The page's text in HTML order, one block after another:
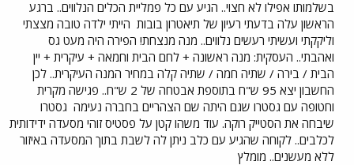
בשלמותו אפילו לא חצוי.. הגיע עם כל פמליית הכלים הנלווים.. ברגע
הראשון עלה בדעתי רעיון של תיאטרון בובות הייתי ילדה טובה מצצתי
וליקקתי ועשיתי רעשים נלווים.. מנה מנצחת! הפירה היה מעט גס
ואהבתי.. העסקית: מנה ראשונה + לחם הבית וחמאה + עיקרית + יין
הבית / בירה / שתיה חמה / שתיה קלה במחיר המנה העיקרית.. לכן
החשבון יצא 95 ש"ח בתוספת אבטחה של 2 ש"ח.. פגישה מקרית
וחטופה עם גסטרו שגם היתה שם הצהריים בחברה נעימה גסטרו
שיבחה את הסטייק רוקה. עוד משהו קטן על פסטיס זוהי מסעדה ידידותית
לכלבים.. לקוחה שהגיע עם כלב ניתן לה לשבת בתוך המסעדה באיזור
ללא מעשנים.. מומלץ